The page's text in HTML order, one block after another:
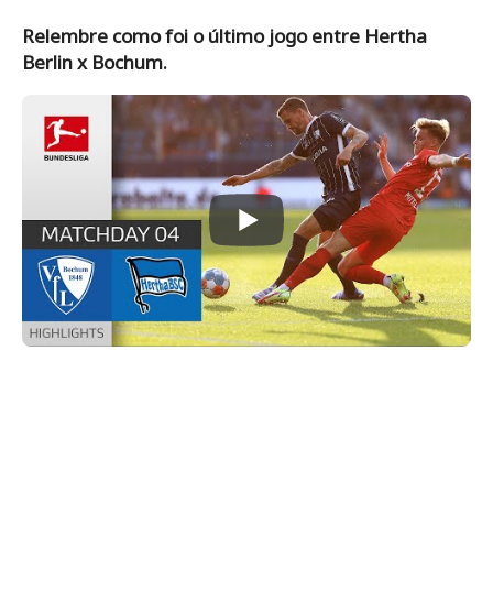
Relembre como foi o último jogo entre Hertha
Berlin x Bochum.